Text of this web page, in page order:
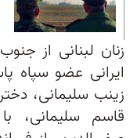
زنان لبنانی از
ایرانی عضو سپاه
زینب سلیمانی،
قاسم سلیمانی،